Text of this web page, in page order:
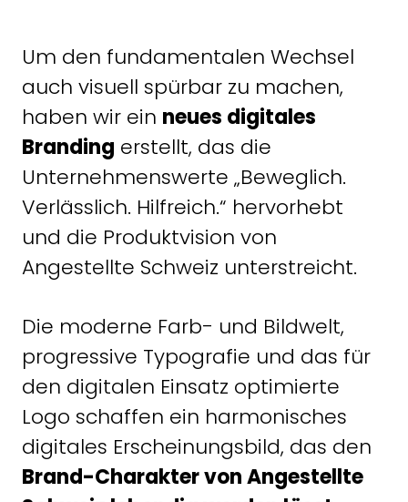
Um den fundamentalen Wechsel
auch visuell spürbar zu machen,
haben wir ein neues digitales
Branding erstellt, das die
Unternehmenswerte „Beweglich.
Verlässlich. Hilfreich.“ hervorhebt
und die Produktvision von
Angestellte Schweiz unterstreicht.
Die moderne Farb- und Bildwelt,
progressive Typografie und das für
den digitalen Einsatz optimierte
Logo schaffen ein harmonisches
digitales Erscheinungsbild, das den
Brand-Charakter von Angestellte